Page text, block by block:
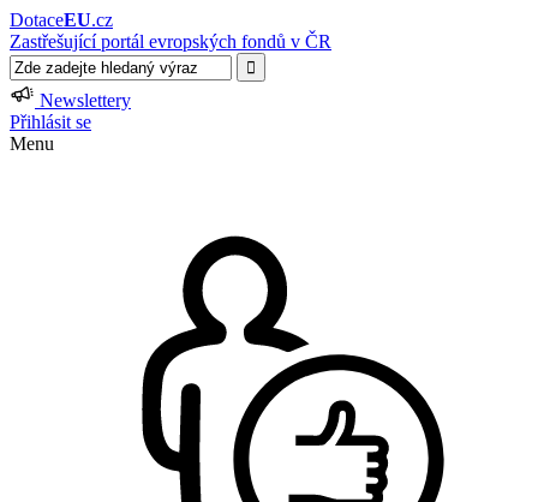
DotaceEU.cz
Zastřešující portál evropských fondů v ČR
Newslettery
Přihlásit se
Menu